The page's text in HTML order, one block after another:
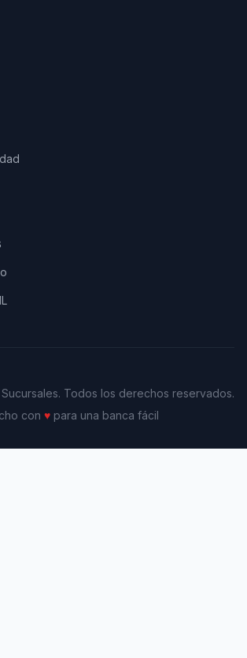
Todos los derechos reservados.
con ♥para una banca fácil